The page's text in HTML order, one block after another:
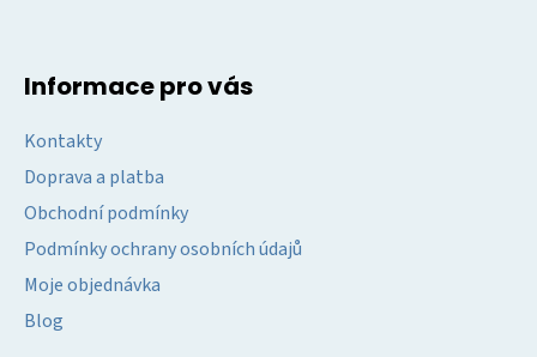
Informace pro vás
Kontakty
Doprava a platba
Obchodní podmínky
Podmínky ochrany osobních údajů
Moje objednávka
Blog